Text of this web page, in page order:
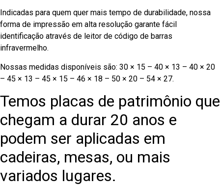
Indicadas para quem quer mais tempo de durabilidade, nossa
forma de impressão em alta resolução garante fácil
identificação através de leitor de código de barras
infravermelho.
Nossas medidas disponíveis são: 30 × 15 – 40 × 13 – 40 × 20
– 45 × 13 – 45 × 15 – 46 × 18 – 50 × 20 – 54 × 27.
Temos placas de patrimônio que
chegam a durar 20 anos e
podem ser aplicadas em
cadeiras, mesas, ou mais
variados lugares.